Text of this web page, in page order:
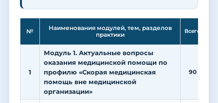
№
Наименования модулей, тем, разделов
практики
Всего
1
Модуль 1. Актуальные вопросы
оказания медицинской помощи по
профилю «Скорая медицинская
помощь вне медицинской
организации»
90